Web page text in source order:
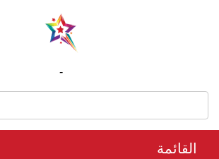
-
القائمة